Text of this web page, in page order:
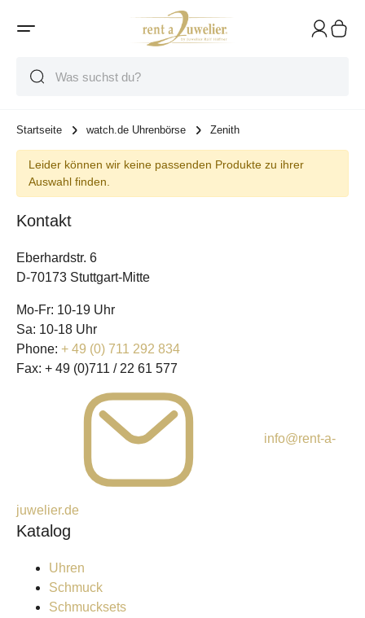
Startseite watch.de Uhrenbörse Zenith
Leider können wir keine passenden Produkte zu ihrer
Auswahl finden.
Kontakt
Eberhardstr. 6
D-70173 Stuttgart-Mitte
Mo-Fr: 10-19 Uhr
Sa: 10-18 Uhr
Phone: + 49 (0) 711 292 834
Fax: + 49 (0)711 / 22 61 577
info@rent-a-
juwelier.de
Katalog
Uhren
Schmuck
Schmucksets